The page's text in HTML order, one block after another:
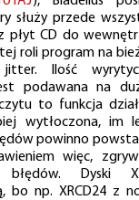
służy przede
płyt CD do
roli program na
Ilość
podawana na
to funkcja
wytłoczona, im
powinno
więc,
Dyski
bo np. XRCD24 z